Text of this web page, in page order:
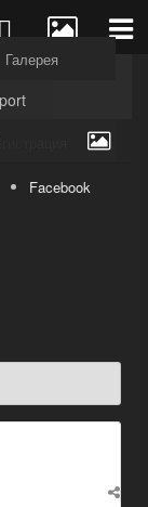
Галерея
Facebook